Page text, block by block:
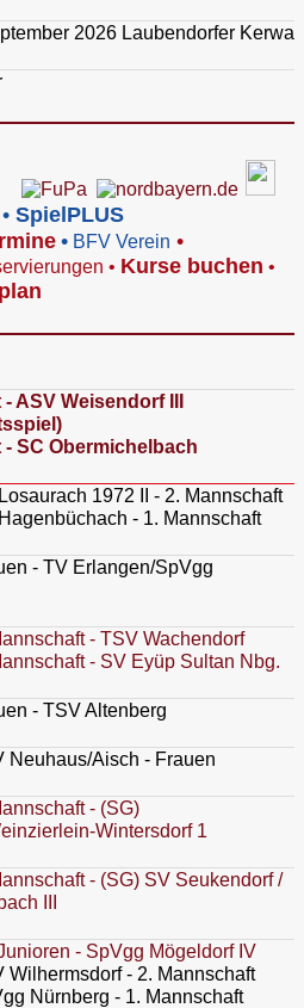
2026 Laubendorfer Kerwa
• SpielPLUS
• BFV Verein •
• Kurse buchen •
ASV Weisendorf III
- SC Obermichelbach
1972 II - 2. Mannschaft
- 1. Mannschaft
- TV Erlangen/SpVgg
- TSV Wachendorf
- SV Eyüp Sultan Nbg.
- TSV Altenberg
Neuhaus/Aisch - Frauen
- (SG)
Wintersdorf 1
- (SG) SV Seukendorf /
III
- SpVgg Mögeldorf IV
Wilhermsdorf - 2. Mannschaft
Nürnberg - 1. Mannschaft